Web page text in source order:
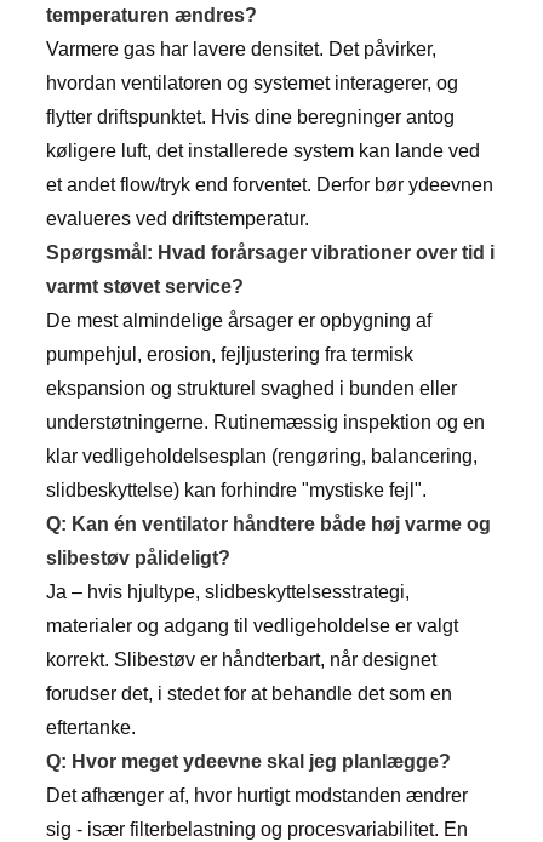
temperaturen ændres?
Varmere gas har lavere densitet. Det påvirker,
hvordan ventilatoren og systemet interagerer, og
flytter driftspunktet. Hvis dine beregninger antog
køligere luft, det installerede system kan lande ved
et andet flow/tryk end forventet. Derfor bør ydeevnen
evalueres ved driftstemperatur.
Spørgsmål: Hvad forårsager vibrationer over tid i
varmt støvet service?
De mest almindelige årsager er opbygning af
pumpehjul, erosion, fejljustering fra termisk
ekspansion og strukturel svaghed i bunden eller
understøtningerne. Rutinemæssig inspektion og en
klar vedligeholdelsesplan (rengøring, balancering,
slidbeskyttelse) kan forhindre "mystiske fejl".
Q: Kan én ventilator håndtere både høj varme og
slibestøv pålideligt?
Ja – hvis hjultype, slidbeskyttelsesstrategi,
materialer og adgang til vedligeholdelse er valgt
korrekt. Slibestøv er håndterbart, når designet
forudser det, i stedet for at behandle det som en
eftertanke.
Q: Hvor meget ydeevne skal jeg planlægge?
Det afhænger af, hvor hurtigt modstanden ændrer
sig - især filterbelastning og procesvariabilitet. En